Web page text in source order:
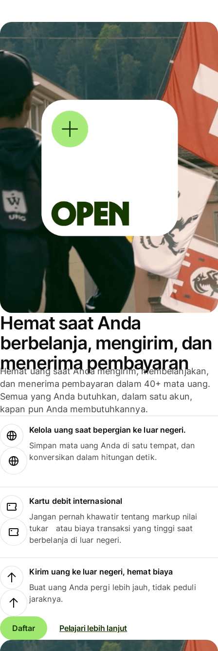
Hemat saat Anda
berbelanja, mengirim, dan
menerima pembayaran
Hemat uang saat Anda mengirim, membelanjakan,
dan menerima pembayaran dalam 40+ mata uang.
Semua yang Anda butuhkan, dalam satu akun,
kapan pun Anda membutuhkannya.
Kelola uang saat bepergian ke luar negeri.
Simpan mata uang Anda di satu tempat, dan
konversikan dalam hitungan detik.
Kartu debit internasional
Jangan pernah khawatir tentang markup nilai
tukar atau biaya transaksi yang tinggi saat
berbelanja di luar negeri.
Kirim uang ke luar negeri, hemat biaya
Buat uang Anda pergi lebih jauh, tidak peduli
jaraknya.
Daftar Pelajari lebih lanjut